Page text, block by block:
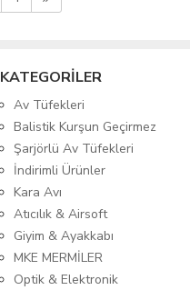
KATEGORİLER
Av Tüfekleri
Balistik Kurşun Geçirmez
Şarjörlü Av Tüfekleri
İndirimli Ürünler
Kara Avı
Atıcılık & Airsoft
Giyim & Ayakkabı
MKE MERMİLER
Optik & Elektronik